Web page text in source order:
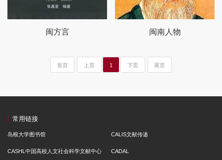
闽方言 闽南人物
首页 上页 1 下页 尾页
常用链接
岛根大学图书馆 CALIS文献传递
CASHL中国高校人文社会科学文献中心 CADAL